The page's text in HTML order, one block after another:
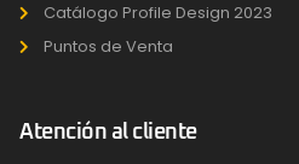
Catálogo Profile Design 2023
Puntos de Venta
Atención al cliente